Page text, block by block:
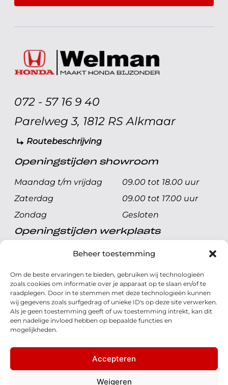
Beheer toestemming
Om de beste ervaringen te bieden, gebruiken wij technologieën
zoals cookies om informatie over je apparaat op te slaan en/of te
raadplegen. Door in te stemmen met deze technologieën kunnen
wij gegevens zoals surfgedrag of unieke ID's op deze site verwerken.
Als je geen toestemming geeft of uw toestemming intrekt, kan dit
een nadelige invloed hebben op bepaalde functies en
mogelijkheden.
Accepteren
Weigeren
072 - 57 16 9 40
Parelweg 3, 1812 RS Alkmaar
Routebeschrijving
Openingstijden showroom
Maandag t/m vrijdag
09.00 tot 18.00 uur
Zaterdag
09.00 tot 17.00 uur
Zondag
Gesloten
Openingstijden werkplaats
Maandag t/m vrijdag
08.00 tot 17.00 uur
Zondag
Gesloten
Volg ons
© 2026 - Honda Welman